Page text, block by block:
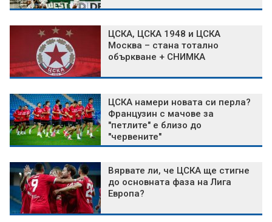
ЦСКА, ЦСКА 1948 и ЦСКА
Москва – стана тотално
объркване + СНИМКА
ЦСКА намери новата си перла?
Французин с мачове за
"петлите" е близо до
"червените"
Вярвате ли, че ЦСКА ще стигне
до основната фаза на Лига
Европа?